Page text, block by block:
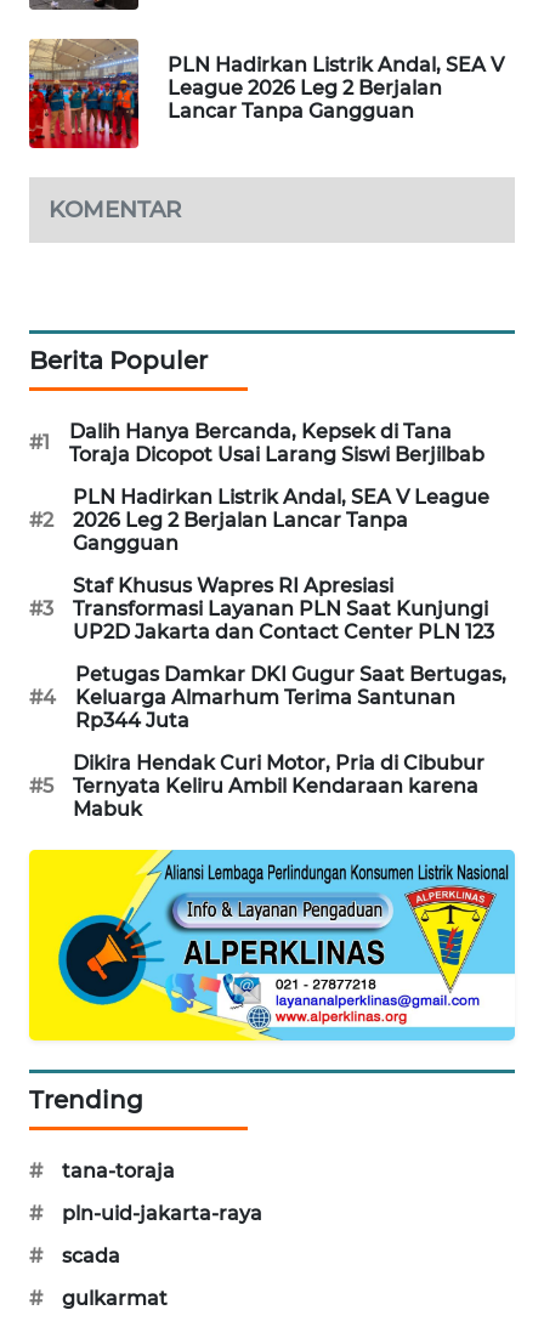
PLN Hadirkan Listrik Andal, SEA V
League 2026 Leg 2 Berjalan
Lancar Tanpa Gangguan
KOMENTAR
Berita Populer
#1
Dalih Hanya Bercanda, Kepsek di Tana
Toraja Dicopot Usai Larang Siswi Berjilbab
#2
PLN Hadirkan Listrik Andal, SEA V League
2026 Leg 2 Berjalan Lancar Tanpa
Gangguan
#3
Staf Khusus Wapres RI Apresiasi
Transformasi Layanan PLN Saat Kunjungi
UP2D Jakarta dan Contact Center PLN 123
#4
Petugas Damkar DKI Gugur Saat Bertugas,
Keluarga Almarhum Terima Santunan
Rp344 Juta
#5
Dikira Hendak Curi Motor, Pria di Cibubur
Ternyata Keliru Ambil Kendaraan karena
Mabuk
Trending
#
tana-toraja
#
pln-uid-jakarta-raya
#
scada
#
gulkarmat
DESA
WISATA
LAPAK
WAHANA
Network
MASYARAKAT
KELISTRIKAN
WALINKI
ID
MAWAKA
ID
MARTABAT
NET
PLN
WATCH
MKLI
LKKI
KOPEKLIN
PORTAL
KONSUMEN
FORWAMKI
ALPERKLINAS
FORJASIDA